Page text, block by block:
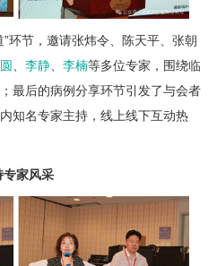
环节，邀请张炜令、陈天平、张朝
李静 李楠等多位专家，围绕临
最后的病例分享环节引发了与会者
知名专家主持，线上线下互动热
专家风采